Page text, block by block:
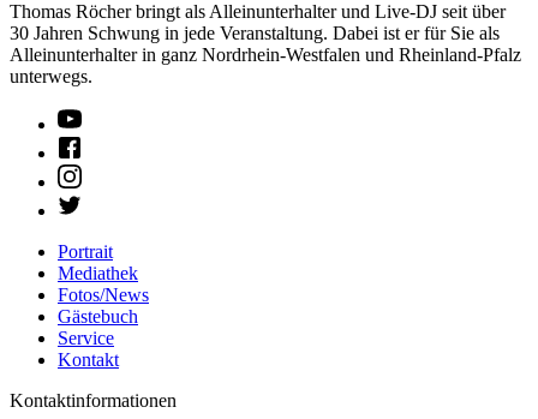
Thomas Röcher bringt als Alleinunterhalter und Live-DJ seit über
30 Jahren Schwung in jede Veranstaltung. Dabei ist er für Sie als
Alleinunterhalter in ganz Nordrhein-Westfalen und Rheinland-Pfalz
unterwegs.
Portrait
Mediathek
Fotos/News
Gästebuch
Service
Kontakt
Kontaktinformationen